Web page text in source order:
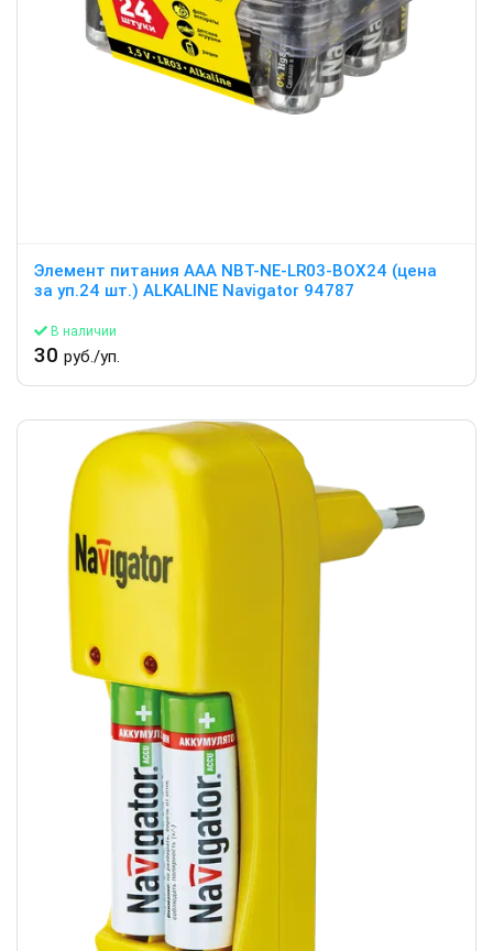
Элемент питания ААА NBT-NE-LR03-BOX24 (цена
за уп.24 шт.) ALKALINE Navigator 94787
В наличии
30 руб./уп.